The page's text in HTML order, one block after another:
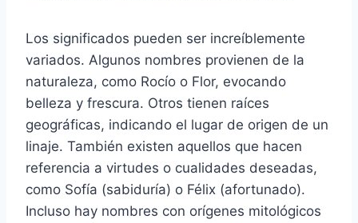
Los significados pueden ser increíblemente
variados. Algunos nombres provienen de la
naturaleza, como Rocío o Flor, evocando
belleza y frescura. Otros tienen raíces
geográficas, indicando el lugar de origen de un
linaje. También existen aquellos que hacen
referencia a virtudes o cualidades deseadas,
como Sofía (sabiduría) o Félix (afortunado).
Incluso hay nombres con orígenes mitológicos